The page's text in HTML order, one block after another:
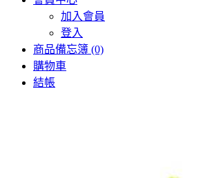
加入會員
登入
商品備忘簿 (0)
購物車
結帳